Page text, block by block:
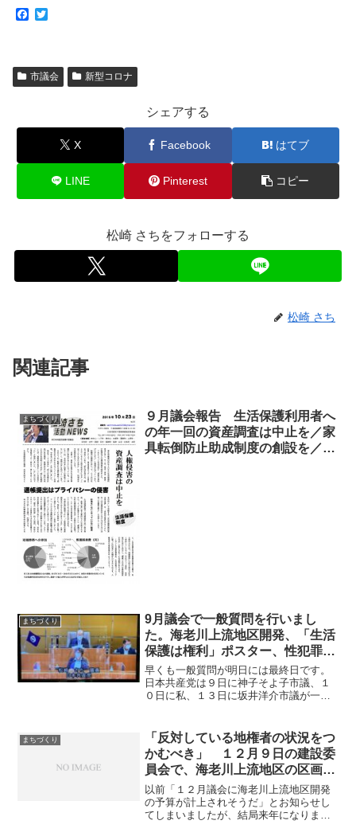
F
b
o
o
t
e
r
市議会 新型コロナ
シェアする
X Facebook はてブ
LINE Pinterest コピー
松崎 さちをフォローする
松崎 さち
関連記事
まちづくり
９月議会報告 生活保護利用者へ
の年一回の資産調査は中止を／家
具転倒防止助成制度の創設を／中
まちづくり
9月議会で一般質問を行いまし
た。海老川上流地区開発、「生活
保護は権利」ポスター、性犯罪防
止の啓発について
早くも一般質問が明日には最終日です。
日本共産党は９日に神子そよ子市議、１
０日に私、１３日に坂井洋介市議が一般
上げます。（金沢和子市議は６日に議案
質疑を行い、やはり新型コ...
まちづくり
「反対している地権者の状況をつ
かむべき」 １２月９日の建設委
員会で、海老川上流地区の区画整
理について質疑を行いました
以前「１２月議会に海老川上流地区開発
の予算が計上されそうだ」とお知らせし
てしまいましたが、結局来年になりまし